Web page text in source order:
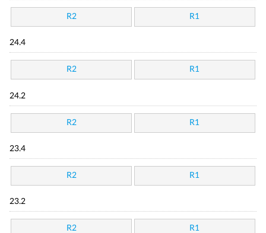
R2 R1
24.4
R2 R1
24.2
R2 R1
23.4
R2 R1
23.2
R2 R1